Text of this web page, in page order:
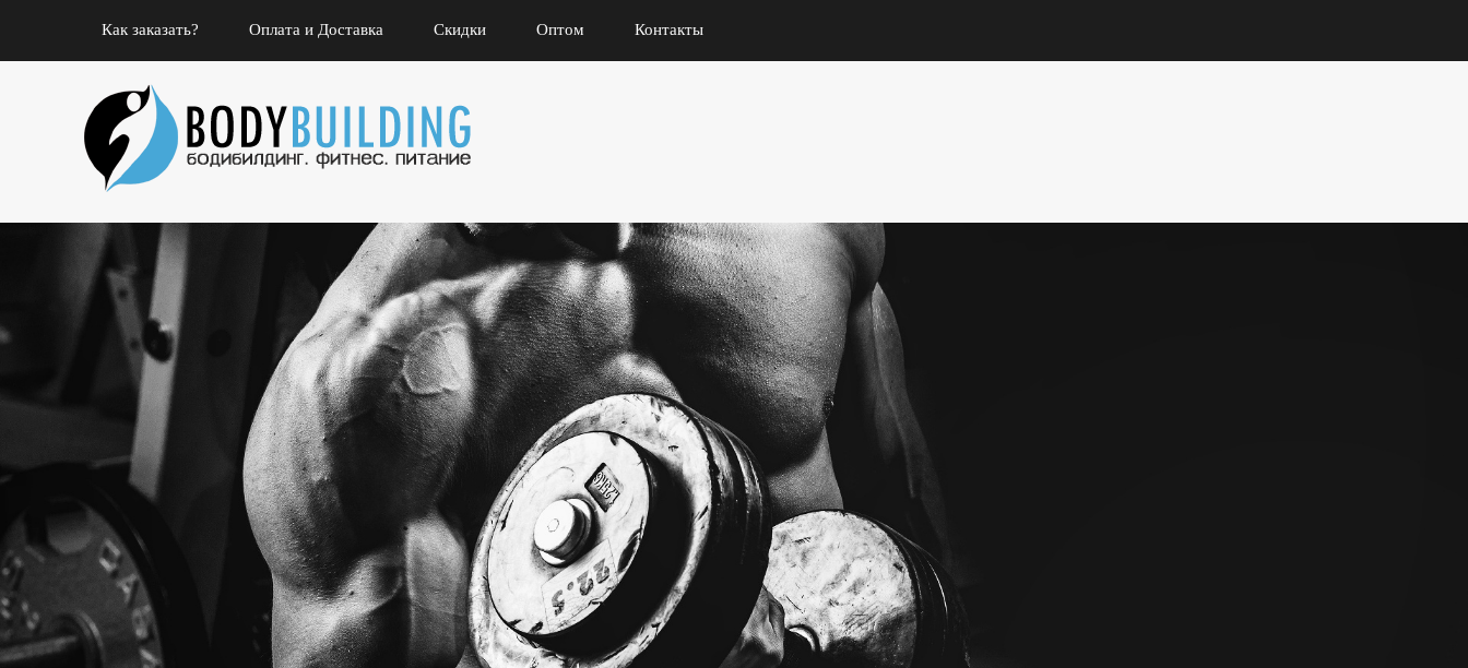
Как заказать? Оплата и Доставка Скидки Оптом Контакты